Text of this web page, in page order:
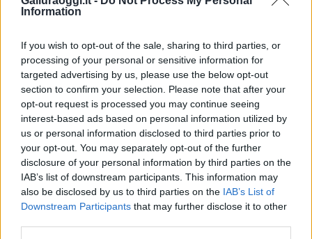
Information
If you wish to opt-out of the sale, sharing to third parties, or
processing of your personal or sensitive information for
targeted advertising by us, please use the below opt-out
section to confirm your selection. Please note that after your
opt-out request is processed you may continue seeing
interest-based ads based on personal information utilized by
us or personal information disclosed to third parties prior to
your opt-out. You may separately opt-out of the further
disclosure of your personal information by third parties on the
IAB’s list of downstream participants. This information may
also be disclosed by us to third parties on the IAB’s List of
Downstream Participants that may further disclose it to other
Inviaci le tue segnalazioni,
i tuoi video e le tue foto
Su WhatsApp al numero +39
345 356 7512
Ricevi le nostre ultime news
da Google News